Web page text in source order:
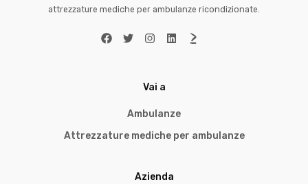
attrezzature mediche per ambulanze ricondizionate.
Vai a
Ambulanze
Attrezzature mediche per ambulanze
Azienda